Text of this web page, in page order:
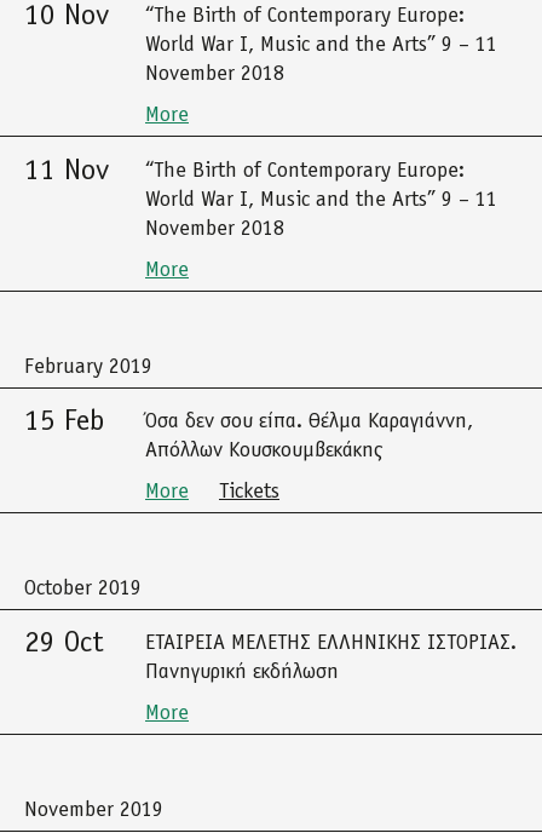
10 Nov
“The Birth of Contemporary Europe:
World War I, Music and the Arts” 9 – 11
November 2018
More
11 Nov
“The Birth of Contemporary Europe:
World War I, Music and the Arts” 9 – 11
November 2018
More
February 2019
15 Feb
Όσα δεν σου είπα. Θέλμα Καραγιάννη,
Απόλλων Κουσκουμβεκάκης
More
Tickets
October 2019
29 Oct
ΕΤΑΙΡΕΙΑ ΜΕΛΕΤΗΣ ΕΛΛΗΝΙΚΗΣ ΙΣΤΟΡΙΑΣ.
Πανηγυρική εκδήλωση
More
November 2019